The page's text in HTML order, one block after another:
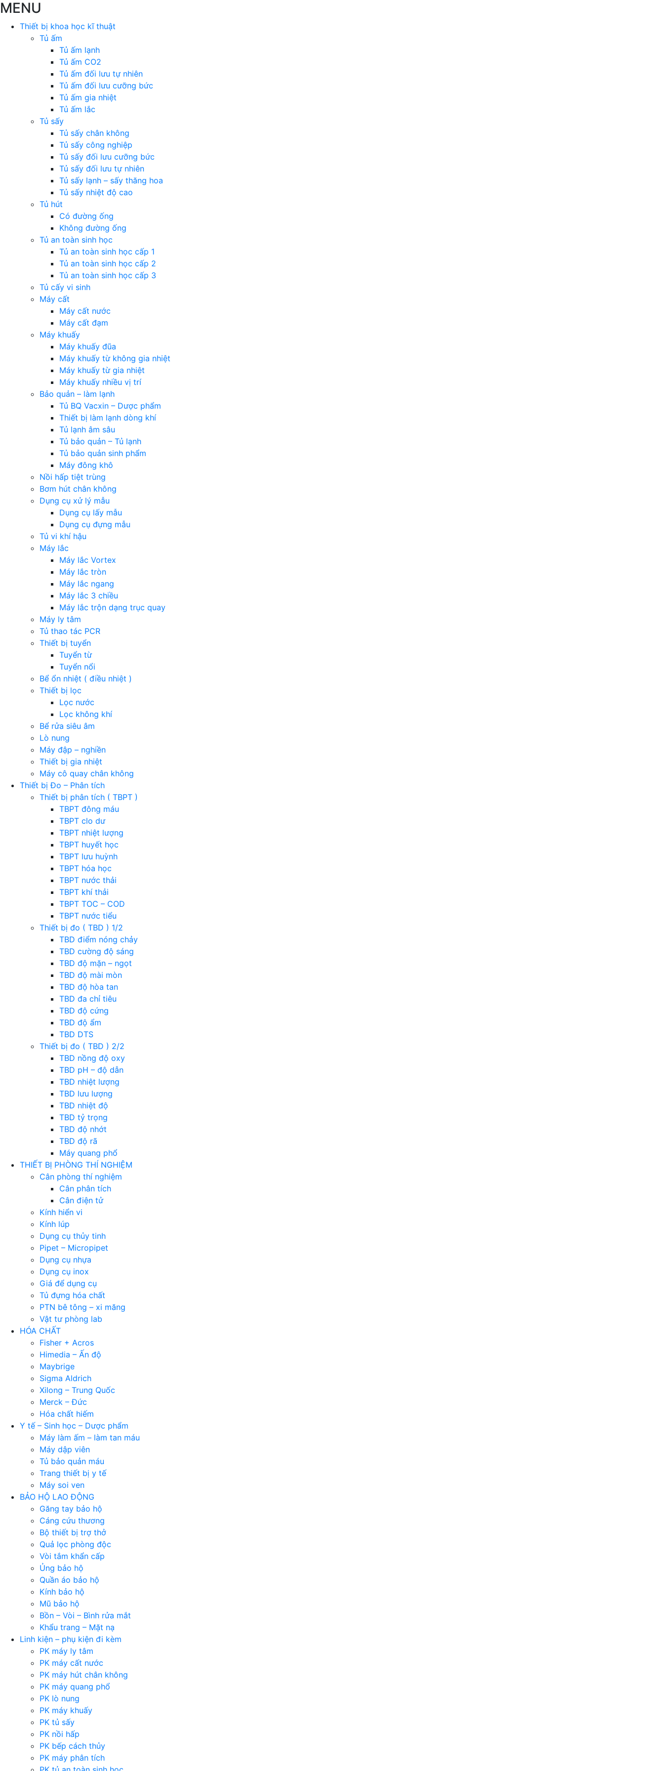
MENU
Thiết bị khoa học kĩ thuật
Tủ ấm
Tủ ấm lạnh
Tủ ấm CO2
Tủ ấm đối lưu tự nhiên
Tủ ấm đối lưu cưỡng bức
Tủ ấm gia nhiệt
Tủ ấm lắc
Tủ sấy
Tủ sấy chân không
Tủ sấy công nghiệp
Tủ sấy đối lưu cưỡng bức
Tủ sấy đối lưu tự nhiên
Tủ sấy lạnh – sấy thăng hoa
Tủ sấy nhiệt độ cao
Tủ hút
Có đường ống
Không đường ống
Tủ an toàn sinh học
Tủ an toàn sinh học cấp 1
Tủ an toàn sinh học cấp 2
Tủ an toàn sinh học cấp 3
Tủ cấy vi sinh
Máy cất
Máy cất nước
Máy cất đạm
Máy khuấy
Máy khuấy đũa
Máy khuấy từ không gia nhiệt
Máy khuấy từ gia nhiệt
Máy khuấy nhiều vị trí
Bảo quản – làm lạnh
Tủ BQ Vacxin – Dược phẩm
Thiết bị làm lạnh dòng khí
Tủ lạnh âm sâu
Tủ bảo quản – Tủ lạnh
Tủ bảo quản sinh phẩm
Máy đông khô
Nồi hấp tiệt trùng
Bơm hút chân không
Dụng cụ xử lý mẫu
Dụng cụ lấy mẫu
Dụng cụ đựng mẫu
Tủ vi khí hậu
Máy lắc
Máy lắc Vortex
Máy lắc tròn
Máy lắc ngang
Máy lắc 3 chiều
Máy lắc trộn dạng trục quay
Máy ly tâm
Tủ thao tác PCR
Thiết bị tuyển
Tuyển từ
Tuyển nổi
Bể ổn nhiệt ( điều nhiệt )
Thiết bị lọc
Lọc nước
Lọc không khí
Bể rửa siêu âm
Lò nung
Máy đập – nghiền
Thiết bị gia nhiệt
Máy cô quay chân không
Thiết bị Đo – Phân tích
Thiết bị phân tích ( TBPT )
TBPT đông máu
TBPT clo dư
TBPT nhiệt lượng
TBPT huyết học
TBPT lưu huỳnh
TBPT hóa học
TBPT nước thải
TBPT khí thải
TBPT TOC – COD
TBPT nước tiểu
Thiết bị đo ( TBD ) 1/2
TBD điểm nóng chảy
TBD cường độ sáng
TBD độ mặn – ngọt
TBD độ mài mòn
TBD độ hòa tan
TBD đa chỉ tiêu
TBD độ cứng
TBD độ ẩm
TBD DTS
Thiết bị đo ( TBD ) 2/2
TBD nồng độ oxy
TBD pH – độ dẫn
TBD nhiệt lượng
TBD lưu lượng
TBD nhiệt độ
TBD tỷ trọng
TBD độ nhớt
TBD độ rã
Máy quang phổ
THIẾT BỊ PHÒNG THÍ NGHIỆM
Cân phòng thí nghiệm
Cân phân tích
Cân điện tử
Kính hiển vi
Kính lúp
Dụng cụ thủy tinh
Pipet – Micropipet
Dụng cụ nhựa
Dụng cụ inox
Giá để dụng cụ
Tủ đựng hóa chất
PTN bê tông – xi măng
Vật tư phòng lab
HÓA CHẤT
Fisher + Acros
Himedia – Ấn độ
Maybrige
Sigma Aldrich
Xilong – Trung Quốc
Merck – Đức
Hóa chất hiếm
Y tế – Sinh học – Dược phẩm
Máy làm ấm – làm tan máu
Máy dập viên
Tủ bảo quản máu
Trang thiết bị y tế
Máy soi ven
BẢO HỘ LAO ĐỘNG
Găng tay bảo hộ
Cáng cứu thương
Bộ thiết bị trợ thở
Quả lọc phòng độc
Vòi tắm khẩn cấp
Ủng bảo hộ
Quần áo bảo hộ
Kính bảo hộ
Mũ bảo hộ
Bồn – Vòi – Bình rửa mắt
Khẩu trang – Mặt nạ
Linh kiện – phụ kiện đi kèm
PK máy ly tâm
PK máy cất nước
PK máy hút chân không
PK máy quang phổ
PK lò nung
PK máy khuấy
PK tủ sấy
PK nồi hấp
PK bếp cách thủy
PK máy phân tích